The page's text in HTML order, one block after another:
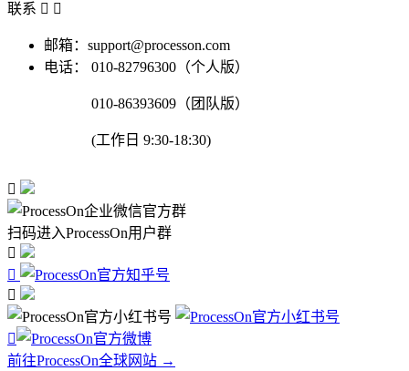
联系  
邮箱：support@processon.com
电话：
010-82796300（个人版）
010-86393609（团队版）
(工作日 9:30-18:30)

扫码进入ProcessOn用户群




前往ProcessOn全球网站 →